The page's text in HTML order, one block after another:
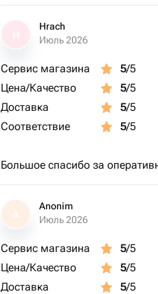
Hrach
Июль 2026
Сервис магазина 5/5
Цена/Качество
5/5
Доставка
5/5
Соответствие
5/5
Большое спасибо за
A
Anonim
Июль 2026
Сервис магазина 5/5
Цена/Качество
5/5
Доставка
5/5